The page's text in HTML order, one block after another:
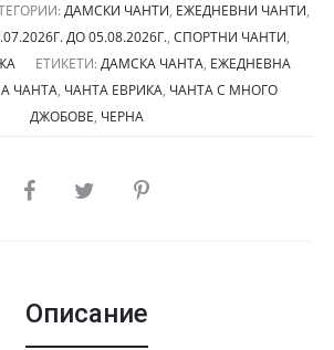
39.00лв.
(19.94
€).
ДАМСКИ ЧАНТИ, ЕЖЕДНЕВНИ ЧАНТИ,
ДО 05.08.2026Г., СПОРТНИ ЧАНТИ,
ЕТИКЕТИ: ДАМСКА ЧАНТА, ЕЖЕДНЕВНА
ЧАНТА, ЧАНТА ЕВРИКА, ЧАНТА С МНОГО
ДЖОБОВЕ, ЧЕРНА
SHARE
Описание